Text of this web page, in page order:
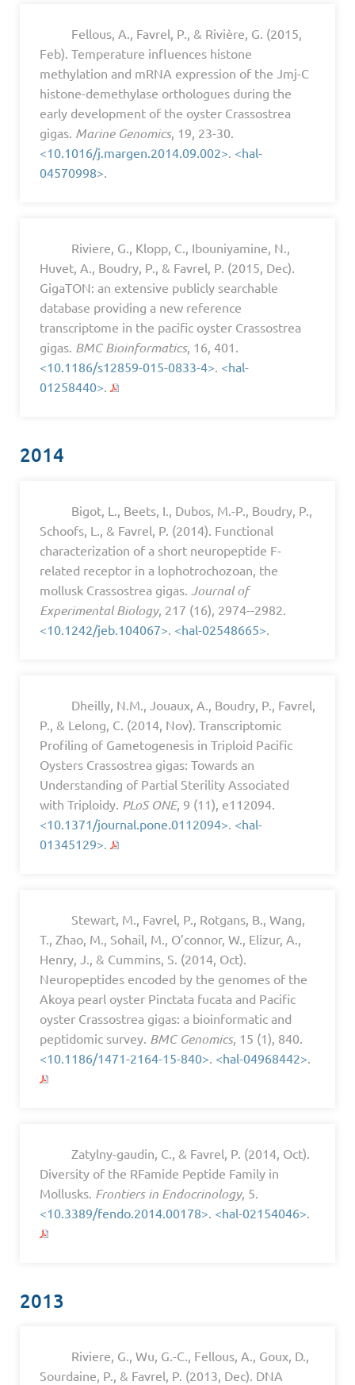
Fellous, A., Favrel, P., & Rivière, G. (2015,
Feb). Temperature influences histone
methylation and mRNA expression of the Jmj-C
histone-demethylase orthologues during the
early development of the oyster Crassostrea
gigas. Marine Genomics, 19, 23-30.
<10.1016/j.margen.2014.09.002>. <hal-
04570998>.
Riviere, G., Klopp, C., Ibouniyamine, N.,
Huvet, A., Boudry, P., & Favrel, P. (2015, Dec).
GigaTON: an extensive publicly searchable
database providing a new reference
transcriptome in the pacific oyster Crassostrea
gigas. BMC Bioinformatics, 16, 401.
<10.1186/s12859-015-0833-4>. <hal-
01258440>.
2014
Bigot, L., Beets, I., Dubos, M.-P., Boudry, P.,
Schoofs, L., & Favrel, P. (2014). Functional
characterization of a short neuropeptide F-
related receptor in a lophotrochozoan, the
mollusk Crassostrea gigas. Journal of
Experimental Biology, 217 (16), 2974--2982.
<10.1242/jeb.104067> <hal-02548665>
Dheilly, N.M., Jouaux, A., Boudry, P., Favrel,
P., & Lelong, C. (2014, Nov). Transcriptomic
Profiling of Gametogenesis in Triploid Pacific
Oysters Crassostrea gigas: Towards an
Understanding of Partial Sterility Associated
with Triploidy. PLoS ONE, 9 (11), e112094.
<10.1371/journal.pone.0112094> <hal-
01345129>
Stewart, M., Favrel, P., Rotgans, B., Wang,
T., Zhao, M., Sohail, M., O’connor, W., Elizur, A.,
Henry, J., & Cummins, S. (2014, Oct).
Neuropeptides encoded by the genomes of the
Akoya pearl oyster Pinctata fucata and Pacific
oyster Crassostrea gigas: a bioinformatic and
peptidomic survey. BMC Genomics, 15 (1), 840.
<10.1186/1471-2164-15-840> <hal-04968442>
Zatylny-gaudin, C., & Favrel, P. (2014, Oct).
Diversity of the RFamide Peptide Family in
Mollusks. Frontiers in Endocrinology, 5.
<10.3389/fendo.2014.00178> <hal-02154046>
2013
Riviere, G., Wu, G.-C., Fellous, A., Goux, D.,
Sourdaine, P., & Favrel, P. (2013, Dec). DNA